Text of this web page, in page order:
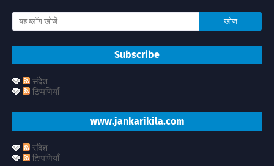
Subscribe
संदेश
टिप्पणियाँ
www.jankarikila.com
संदेश
टिप्पणियाँ